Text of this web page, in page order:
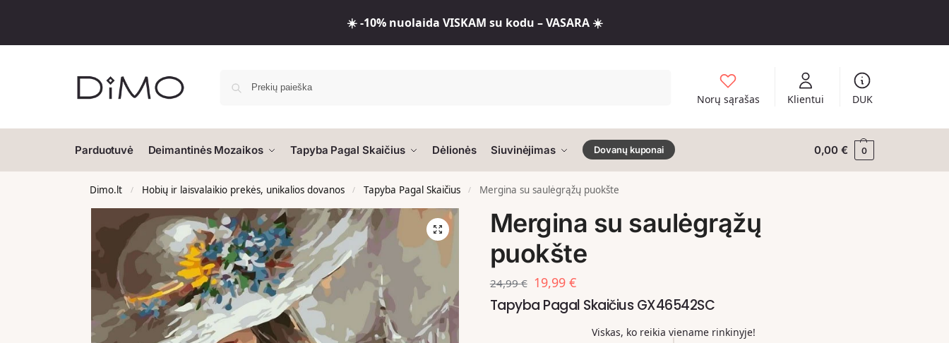
☀️ -10% nuolaida VISKAM su kodu – VASARA ☀️
Norų sąrašas Klientui DUK
Parduotuvė Deimantinės Mozaikos Tapyba Pagal Skaičius Dėlionės Siuvinėjimas Dovanų kuponai 0,00€ 0
Dimo.lt / Hobių ir laisvalaikio prekės, unikalios dovanos / Tapyba Pagal Skaičius / Mergina su saulėgrąžų puokšte
Mergina su saulėgrąžų
puokšte
24,99€ 19,99 €
Tapyba Pagal Skaičius GX46542SC
Viskas, ko reikia viename rinkinyje!